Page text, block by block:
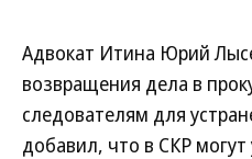
Адвокат Итина Юрий
возвращения дела в
следователям для
добавил, что в СКР